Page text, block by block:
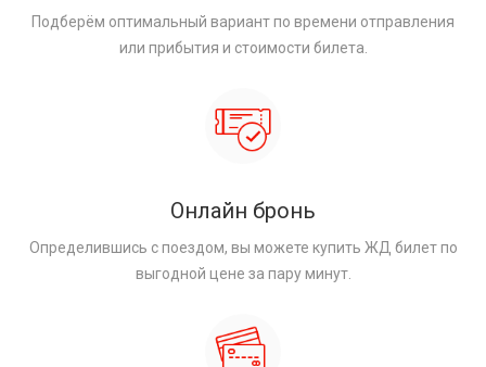
Подберём оптимальный вариант по времени отправления
или прибытия и стоимости билета.
Онлайн бронь
Определившись с поездом, вы можете купить ЖД билет по
выгодной цене за пару минут.